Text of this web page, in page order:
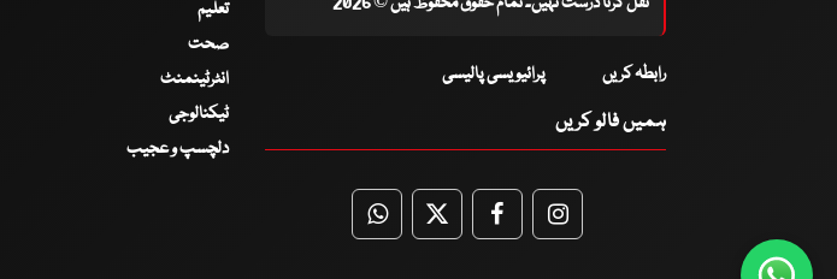
رابطہ کریں پرائیویسی پالیسی
ہمیں فالو کریں
WhatsApp
TwitterFacebookFacebook
تعلیم
صحت
انٹرٹینمنٹ
ٹیکنالوجی
دلچسپ و عجیب